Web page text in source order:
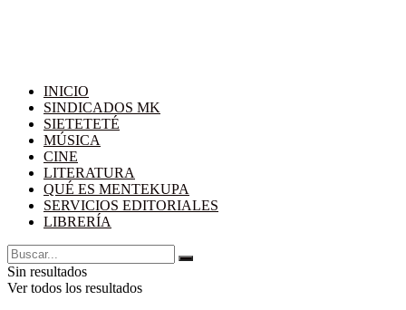
INICIO
SINDICADOS MK
SIETETETÉ
MÚSICA
CINE
LITERATURA
QUÉ ES MENTEKUPA
SERVICIOS EDITORIALES
LIBRERÍA
Sin resultados
Ver todos los resultados